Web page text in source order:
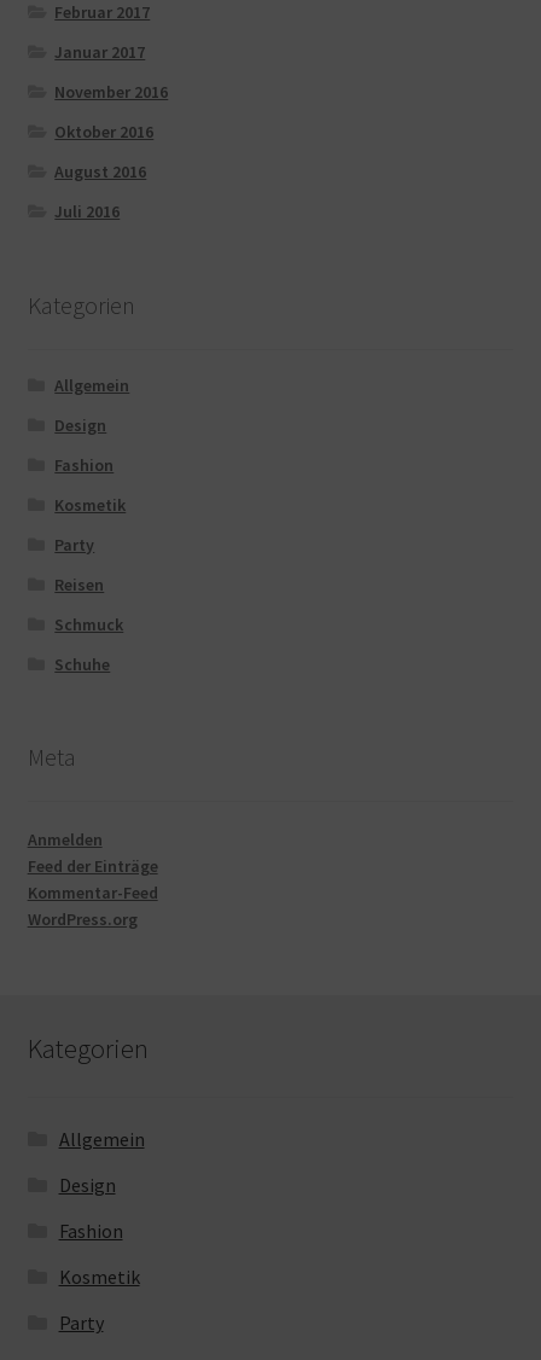
Februar 2017
Januar 2017
November 2016
Oktober 2016
August 2016
Juli 2016
Kategorien
Allgemein
Design
Fashion
Kosmetik
Party
Reisen
Schmuck
Schuhe
Meta
Anmelden
Feed der Einträge
Kommentar-Feed
WordPress.org
Kategorien
Allgemein
Design
Fashion
Kosmetik
Party